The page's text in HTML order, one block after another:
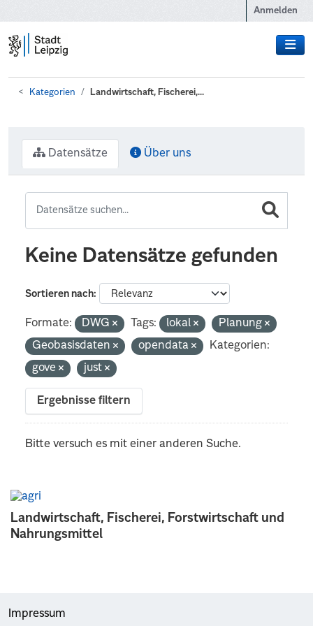
Anmelden
Kategorien Landwirtschaft, Fischerei,...
Landwirtschaft, Fischerei, Forstwirtschaft und
Nahrungsmittel
Datensätze Über uns
Keine Datensätze gefunden
Sortieren nach
Formate: DWG Tags: lokal
Planung
Geobasisdaten
opendata
Kategorien:
gove
just
Ergebnisse filtern
Bitte versuch es mit einer anderen Suche.
Impressum